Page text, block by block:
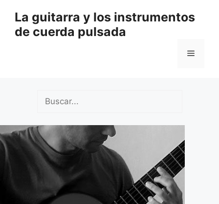
contenido
La guitarra y los instrumentos
de cuerda pulsada
Menú